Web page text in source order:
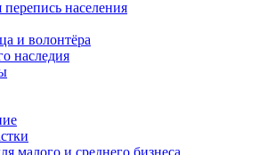
перепись населения
и волонтёра
наследия